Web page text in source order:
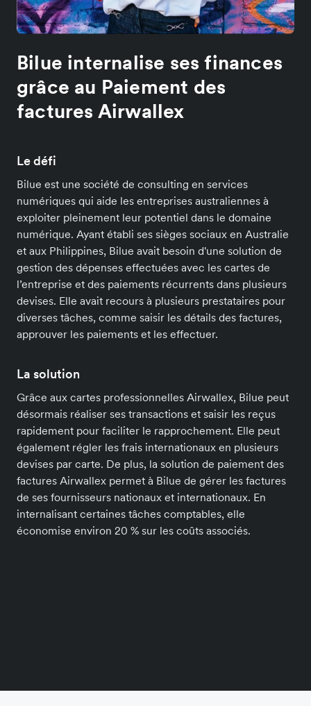
Bilue internalise ses finances
grâce au Paiement des
factures Airwallex
Le défi
Bilue est une société de consulting en services
numériques qui aide les entreprises australiennes à
exploiter pleinement leur potentiel dans le domaine
numérique. Ayant établi ses sièges sociaux en Australie
et aux Philippines, Bilue avait besoin d'une solution de
gestion des dépenses effectuées avec les cartes de
l’entreprise et des paiements récurrents dans plusieurs
devises. Elle avait recours à plusieurs prestataires pour
diverses tâches, comme saisir les détails des factures,
approuver les paiements et les effectuer.
La solution
Grâce aux cartes professionnelles Airwallex, Bilue peut
désormais réaliser ses transactions et saisir les reçus
rapidement pour faciliter le rapprochement. Elle peut
également régler les frais internationaux en plusieurs
devises par carte. De plus, la solution de paiement des
factures Airwallex permet à Bilue de gérer les factures
de ses fournisseurs nationaux et internationaux. En
internalisant certaines tâches comptables, elle
économise environ 20 % sur les coûts associés.